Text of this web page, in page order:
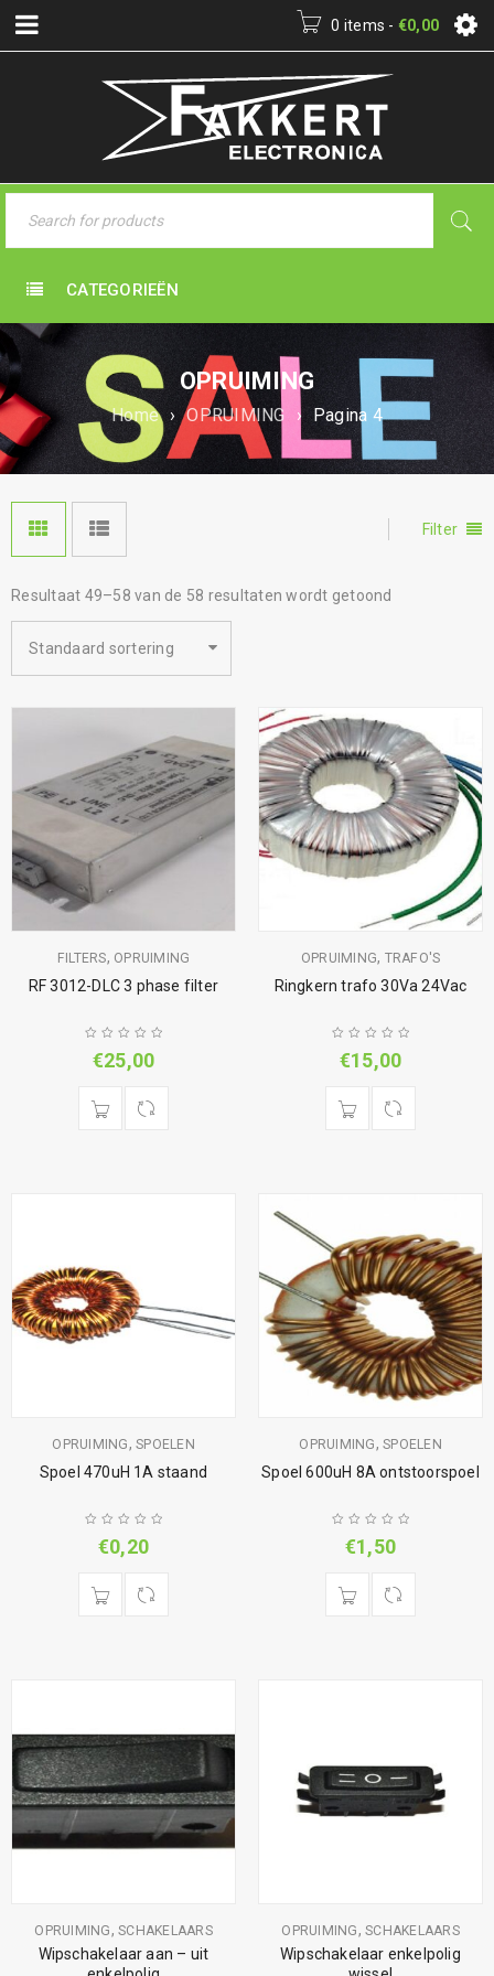
0 items - €0,00
CATEGORIEËN
OPRUIMING
Home › OPRUIMING › Pagina 4
Filter
Resultaat 49–58 van de 58 resultaten wordt getoond
Standaard sortering
FILTERS, OPRUIMING
RF 3012-DLC 3 phase filter
€25,00
OPRUIMING, TRAFO'S
Ringkern trafo 30Va 24Vac
€15,00
OPRUIMING, SPOELEN
Spoel 470uH 1A staand
€0,20
OPRUIMING, SPOELEN
Spoel 600uH 8A ontstoorspoel
€1,50
OPRUIMING, SCHAKELAARS
Wipschakelaar aan – uit
OPRUIMING, SCHAKELAARS
Wipschakelaar enkelpolig